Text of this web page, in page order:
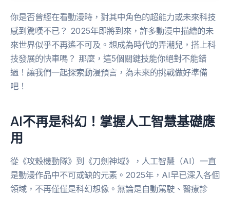
你是否曾經在看動漫時，對其中角色的超能力或未來科技
感到驚嘆不已？ 2025年即將到來，許多動漫中描繪的未
來世界似乎不再遙不可及。想成為時代的弄潮兒，搭上科
技發展的快車嗎？ 那麼，這5個關鍵技能你絕對不能錯
過！讓我們一起探索動漫預言，為未來的挑戰做好準備
吧！
AI不再是科幻！掌握人工智慧基礎應
用
從《攻殼機動隊》到《刀劍神域》，人工智慧（AI）一直
是動漫作品中不可或缺的元素。2025年，AI早已深入各個
領域，不再僅僅是科幻想像。無論是自動駕駛、醫療診